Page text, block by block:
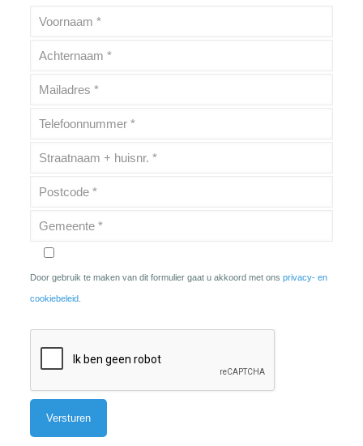
Door gebruik te maken van dit formulier gaat u akkoord met ons privacy- en
cookiebeleid.